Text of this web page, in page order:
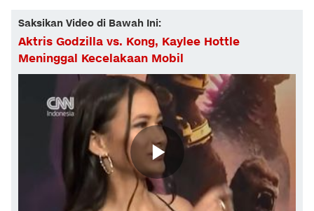
Saksikan Video di Bawah Ini:
Aktris Godzilla vs. Kong, Kaylee Hottle
Meninggal Kecelakaan Mobil